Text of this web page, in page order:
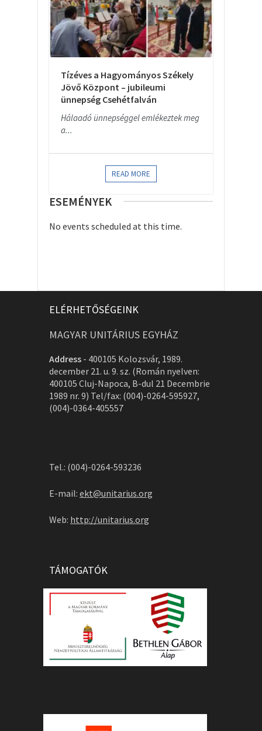
Tízéves a Hagyományos Székely
Jövő Központ – jubileumi
ünnepség Csehétfalván
Hálaadó ünnepséggel emlékeztek meg
a...
READ MORE
ESEMÉNYEK
No events scheduled at this time.
ELÉRHETŐSÉGEINK
MAGYAR UNITÁRIUS EGYHÁZ
Address - 400105 Kolozsvár, 1989.
december 21. u. 9. sz. (Román nyelven:
400105 Cluj-Napoca, B-dul 21 Decembrie
1989 nr. 9) Tel/fax: (004)-0264-595927,
(004)-0364-405557
Tel.: (004)-0264-593236
E-mail: ekt@unitarius.org
Web: http://unitarius.org
TÁMOGATÓK